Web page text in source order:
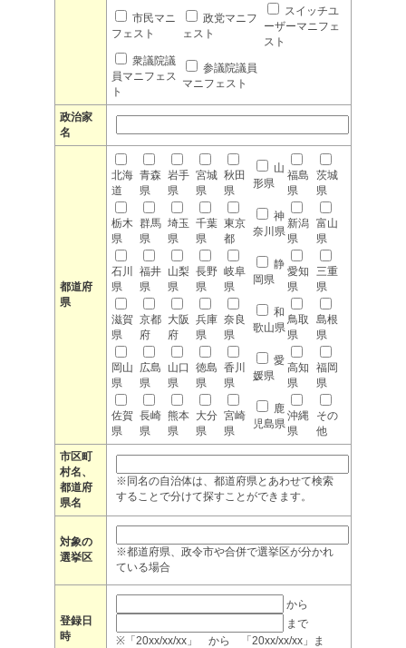
市民マニ
フェスト
政党マニフ
ェスト
スイッチユ
ーザーマニフェ
スト
衆議院議
員マニフェス
ト
参議院議員
マニフェスト
政治家
名
都道府
県
北海
道
青森
県
岩手
県
宮城
県
秋田
県
山
形県
福島
県
茨城
県
栃木
県
群馬
県
埼玉
県
千葉
県
東京
都
神
奈川県
新潟
県
富山
県
石川
県
福井
県
山梨
県
長野
県
岐阜
県
静
岡県
愛知
県
三重
県
滋賀
県
京都
府
大阪
府
兵庫
県
奈良
県
和
歌山県
鳥取
県
島根
県
岡山
県
広島
県
山口
県
徳島
県
香川
県
愛
媛県
高知
県
福岡
県
佐賀
県
長崎
県
熊本
県
大分
県
宮崎
県
鹿
児島県
沖縄
県
その
他
市区町
村名、
都道府
県名
※同名の自治体は、都道府県とあわせて検索
することで分けて探すことができます。
対象の
選挙区
※都道府県、政令市や合併で選挙区が分かれ
ている場合
登録日
時
から
まで
※「20xx/xx/xx」 から 「20xx/xx/xx」ま